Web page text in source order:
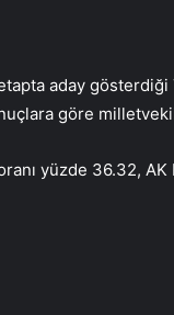
aday
göre
yüzde 36.32,